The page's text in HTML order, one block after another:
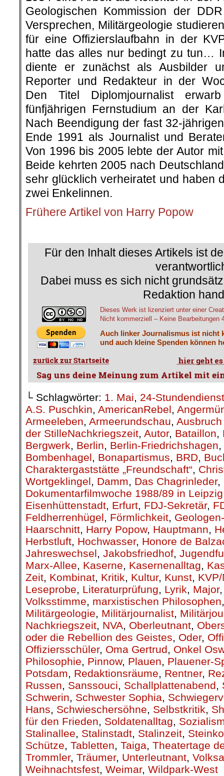
Geologischen Kommission der
Versprechen, Militärgeologie
für eine Offizierslaufbahn in der
hatte das alles nur bedingt zu tun…
diente er zunächst als Ausbilder
Reporter und Redakteur in der
Den Titel Diplomjournalist
fünfjährigen Fernstudium an der
Nach Beendigung der fast 32-
Ende 1991 als Journalist und
Von 1996 bis 2005 lebte der Autor
Beide kehrten 2005 nach
sehr glücklich verheiratet und haben
zwei Enkelinnen.
Frühere Artikel von Harry Popow
Für den Inhalt dieses Artikels ist
Dabei muss es sich nicht
Redaktion
Dieses Werk ist lizenziert unter einer
Nicht kommerziell – Keine Bearbeitungen
Auch linker Journalismus ist nicht
und auch kleine Spenden können
└ Schlagwörter: 1. Mai, 24-Stundendienst
A.S. Puschkin, AmericanRebel,
Armeeleben, Armeerundschau,
der StilleNachkriegszeit, Autor, Bataillon,
Bergwerk, Berlin, Berlin-Friedrichshagen,
Bombenhagel, Bonapartismus, BRD,
Charaktergaststätte „Freundschaft“,
Wortgeklingel, Damm, Das Chagrinleder,
Dokumentarfilmwoche 1988/89 in Leipzig
Eisenhüttenstadt, Erfurt, FDJ-Sekretär,
Feldherrenhügel, Förmlichkeit,
Haarschnitt, Harry Popow, Hauptmann,
Herbstluft, Hochwasser, Honore de
Jahreswechsel, Jakobsfriedhof,
Marx-Allee, Kaserne, Kasernenalltag,
Zeit, Kombinat, Kritik, Kultur, Kunst, KVP/
Leseprobe, Literaturprüfung, Lyrik, Major
Volksstimme, marxistischen Philosophen
Militärgeologie, Militärjournalist,
Nachkriegszeit, NVA, Oberleutnant,
oder die Rebellion des Geistes, Oder,
Offiziersschüler, Oma Gertrud, Onkel
Philosophie, Pinnow, Plauen, Plauener-
Potsdam, Redaktionsräume, Rentner,
Russen, Sanssouci, Schallplattenabend,
Schwerin, Schwester Sophia,
Hans, Schwieschersöhne, Selbstkritik,
für den Frieden, Soldatenalltag,
Stalinallee, Stalinstadt, Stalinzeit,
Schütze, Tabletten, Taiga, Theatertage
Trommler, Träumer, Unterleutnant,
Weihnachtsfest, Weimar, Wildpark-West